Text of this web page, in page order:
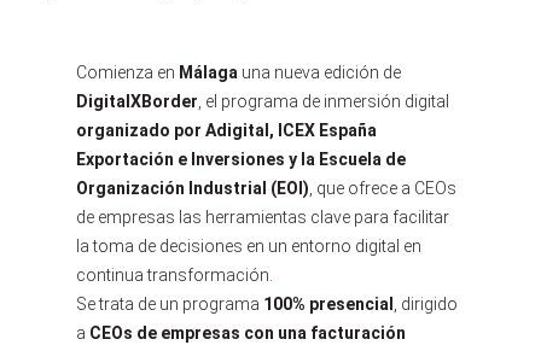
Comienza en Málaga una nueva edición de
DigitalXBorder , el programa de inmersión digital
organizado por Adigital, ICEX España
Exportación e Inversiones y la Escuela de
Organización Industrial (EOI) , que ofrece a CEOs
de empresas las herramientas clave para facilitar
la toma de decisiones en un entorno digital en
continua transformación.
Se trata de un programa 100% presencial
, dirigido
a CEOs de empresas con una facturación